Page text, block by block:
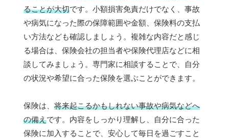
ることが大切です。小額損害免責だけでなく、事故
や病気になった際の保障範囲や金額、保険料の支払
い方法なども確認しましょう。複雑な内容だと感じ
る場合は、保険会社の担当者や保険代理店などに相
談してみましょう。専門家に相談することで、自分
の状況や希望に合った保険を選ぶことができます。
保険は、 将来起こるかもしれない事故や病気などへ
の備えです。内容をしっかり理解し、自分に合った
保険に加入することで、安心して毎日を過ごすこと